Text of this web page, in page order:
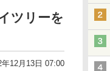
ツリーを
年12月13日 07:00